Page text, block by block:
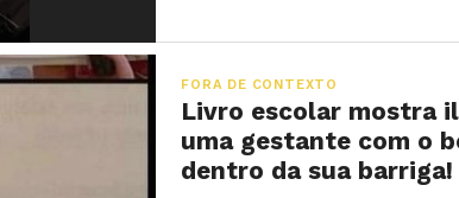
FORA DE CONTEXTO
Livro escolar mostra
uma gestante com o
dentro da sua barriga!